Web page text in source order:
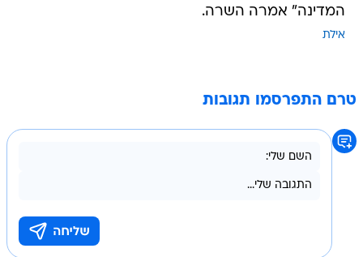
המדינה" אמרה השרה.
אילת
טרם התפרסמו תגובות